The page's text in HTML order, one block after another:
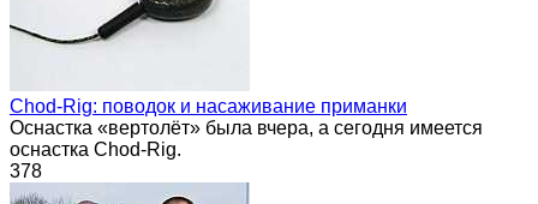
Chod-Rig: поводок и насаживание приманки
Оснастка «вертолёт» была вчера, а сегодня имеется
оснастка Chod-Rig.
378